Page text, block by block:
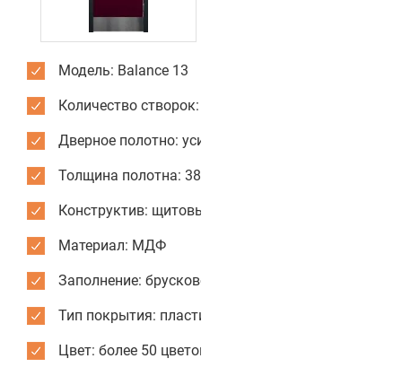
Модель: Balance 13
Количество створок: одностворчатые
Дверное полотно: усиленное
Толщина полотна: 38 мм
Конструктив: щитовые двери
Материал: МДФ
Заполнение: брусковое
Тип покрытия: пластик CPL
Цвет: более 50 цветов и текстур для отделки